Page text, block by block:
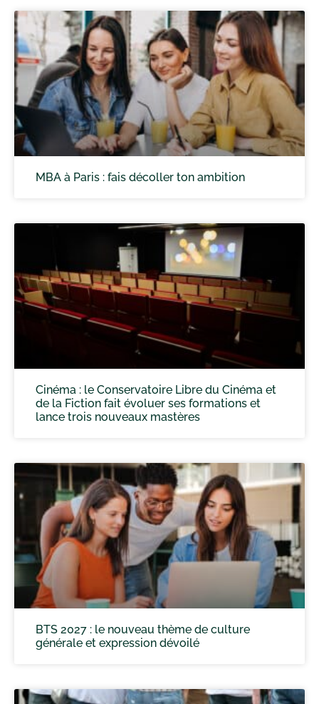
MBA à Paris : fais décoller ton ambition
Cinéma : le Conservatoire Libre du Cinéma et
de la Fiction fait évoluer ses formations et
lance trois nouveaux mastères
BTS 2027 : le nouveau thème de culture
générale et expression dévoilé